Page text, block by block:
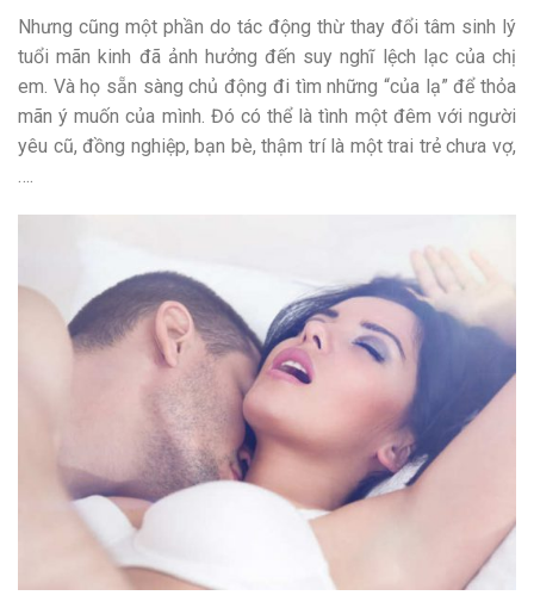
Nhưng cũng một phần do tác động thừ thay đổi tâm sinh lý
tuổi mãn kinh đã ảnh hưởng đến suy nghĩ lệch lạc của chị
em. Và họ sẵn sàng chủ động đi tìm những “của lạ” để thỏa
mãn ý muốn của mình. Đó có thể là tình một đêm với người
yêu cũ, đồng nghiệp, bạn bè, thậm trí là một trai trẻ chưa vợ,